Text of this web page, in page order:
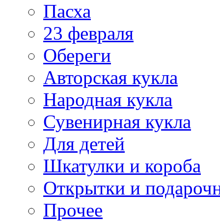
Пасха
23 февраля
Обереги
Авторская кукла
Народная кукла
Сувенирная кукла
Для детей
Шкатулки и короба
Открытки и
Прочее